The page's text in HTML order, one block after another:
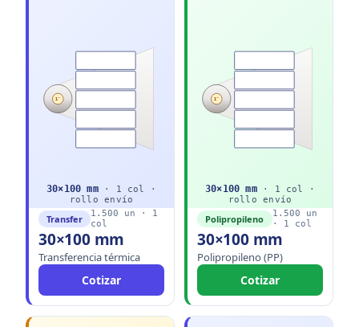
1"
30×100 mm· 1 col ·
rolloenvío
Transfer 1.500 un · 1
col
30×100 mm
Transferencia térmica
Cotizar
1"
30×100 mm· 1 col ·
rolloenvío
Polipropileno 1.500 un
·
1 col
30×100 mm
Polipropileno (PP)
Cotizar